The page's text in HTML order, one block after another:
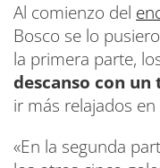
Al comienzo del
Bosco se lo
la primera parte,
descanso con un
ir más relajados
«En la segunda